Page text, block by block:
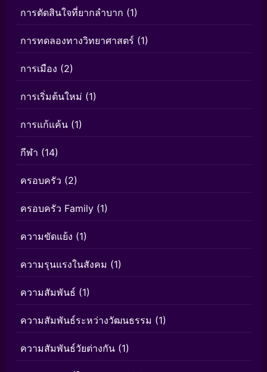
การตัดสินใจที่ยากลำบาก (1)
การทดลองทางวิทยาศาสตร์ (1)
การเมือง (2)
การเริ่มต้นใหม่ (1)
การแก้แค้น (1)
กีฬา (14)
ครอบครัว (2)
ครอบครัว Family (1)
ความขัดแย้ง (1)
ความรุนแรงในสังคม (1)
ความสัมพันธ์ (1)
ความสัมพันธ์ระหว่างวัฒนธรรม (1)
ความสัมพันธ์วัยต่างกัน (1)